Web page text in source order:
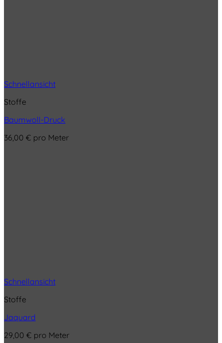
Schnellansicht
Stoffe
Baumwoll-Druck
36,00 € pro Meter
Schnellansicht
Stoffe
Jaquard
29,00 € pro Meter